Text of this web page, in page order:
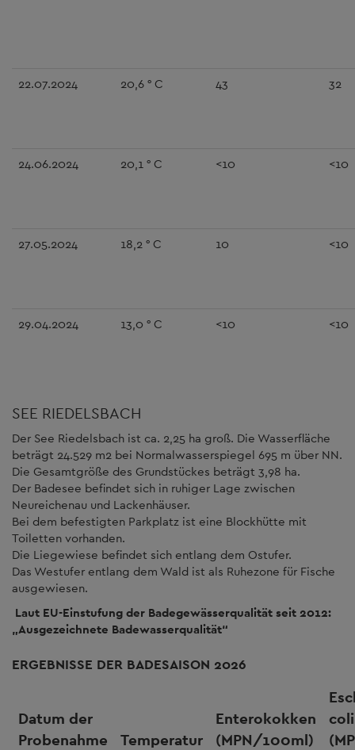
22.07.2024 20,6 ° C 43 32
24.06.2024 20,1 ° C <10 <10
27.05.2024 18,2 ° C 10 <10
29.04.2024 13,0 ° C <10 <10
SEE RIEDELSBACH
Der See Riedelsbach ist ca. 2,25 ha groß. Die Wasserfläche
beträgt 24.529 m2 bei Normalwasserspiegel 695 m über NN.
Die Gesamtgröße des Grundstückes beträgt 3,98 ha.
Der Badesee befindet sich in ruhiger Lage zwischen
Neureichenau und Lackenhäuser.
Bei dem befestigten Parkplatz ist eine Blockhütte mit
Toiletten vorhanden.
Die Liegewiese befindet sich entlang dem Ostufer.
Das Westufer entlang dem Wald ist als Ruhezone für Fische
ausgewiesen.
Laut EU-Einstufung der Badegewässerqualität seit 2012:
„Ausgezeichnete Badewasserqualität“
ERGEBNISSE DER BADESAISON 2026
Datum der
Probenahme
Temperatur
Enterokokken
(MPN/100ml)
coli